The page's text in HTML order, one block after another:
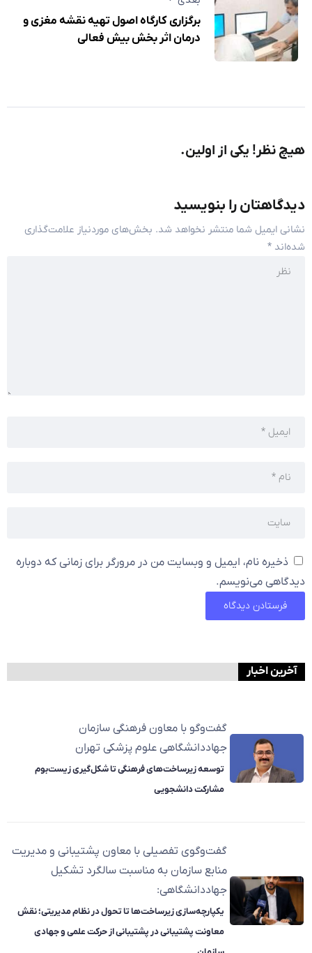
برگزاری کارگاه اصول تهیه نقشه مغزی و
درمان اثر بخش بیش فعالی
هیچ نظر! یکی از اولین.
دیدگاهتان را بنویسید
نشانی ایمیل شما منتشر نخواهد شد. بخش‌های موردنیاز علامت‌گذاری
شده‌اند *
ذخیره نام، ایمیل و وبسایت من در مرورگر برای زمانی که دوباره
دیدگاهی می‌نویسم.
آخرین اخبار
گفت‌وگو با معاون فرهنگی سازمان
جهاددانشگاهی علوم پزشکی تهران
توسعه زیرساخت‌های فرهنگی تا شکل‌گیری زیست‌بوم
مشارکت دانشجویی
گفت‌وگوی تفصیلی با معاون پشتیبانی و مدیریت
منابع سازمان به مناسبت سالگرد تشکیل
جهاددانشگاهی:
یکپارچه‌سازی زیرساخت‌ها تا تحول در نظام مدیریتی؛ نقش
معاونت پشتیبانی در پشتیبانی از حرکت علمی و جهادی